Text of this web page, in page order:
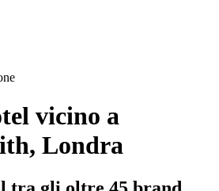
vicino a
Londra